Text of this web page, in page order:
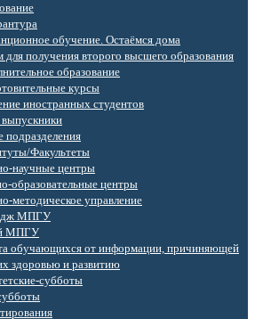
обучение. Остаёмся дома
для получения второго высшего образования
образование
курсы
иностранных студентов
подразделения
Факультеты
научные центры
образовательные центры
методическое управление
МПГУ
МПГУ
обучающихся от информации, причиняющей
здоровью и развитию